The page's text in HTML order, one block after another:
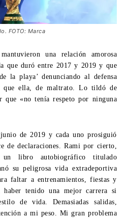
FOTO: Marca
una relación amorosa
que duró entre 2017 y 2019 y que
la playa’ denunciando al defensa
que ella, de maltrato. Lo tildó de
que «no tenía respeto por ninguna
de 2019 y cada uno prosiguió
de declaraciones. Rami por cierto,
libro autobiográfico titulado
su peligrosa vida extradeportiva
faltar a entrenamientos, fiestas y
tenido una mejor carrera si
de vida. Demasiadas salidas,
a mi peso. Mi gran problema